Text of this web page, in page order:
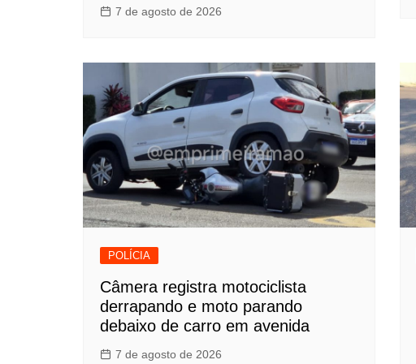
7 de agosto de 2026
POLÍCIA
Câmera registra motociclista
derrapando e moto parando
debaixo de carro em avenida
7 de agosto de 2026